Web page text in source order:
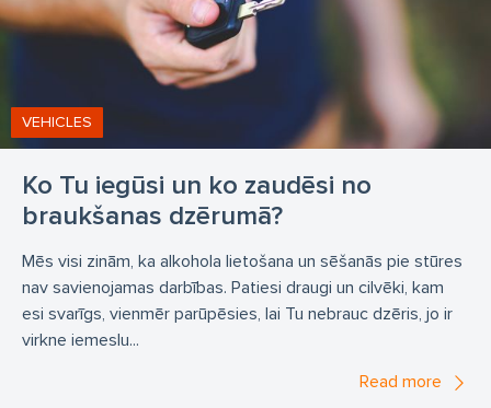
Ko Tu iegūsi un ko zaudēsi no
braukšanas dzērumā?
VEHICLES
Mēs visi zinām, ka alkohola lietošana un sēšanās pie stūres
nav savienojamas darbības. Patiesi draugi un cilvēki, kam
esi svarīgs, vienmēr parūpēsies, lai Tu nebrauc dzēris, jo ir
virkne iemeslu...
Read more